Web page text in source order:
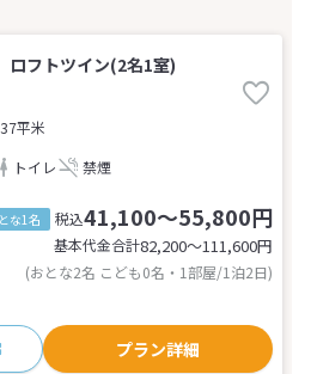
ロフトツイン(2名1室)
37平米
トイレ 禁煙
な1名 税込41,100～55,800円
基本代金合計82,200〜111,600円
(おとな2名 こども0名・1部屋/1泊2日)
プラン詳細